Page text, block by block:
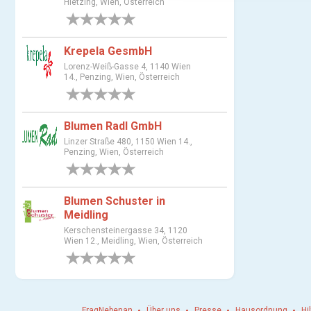
a
a
Hietzing, Wien, Österreich
Krepela GesmbH
Lorenz-Weiß-Gasse 4, 1140 Wien
14., Penzing, Wien, Österreich
Blumen Radl GmbH
Linzer Straße 480, 1150 Wien 14.,
Penzing, Wien, Österreich
Blumen Schuster in
Meidling
Kerschensteinergasse 34, 1120
Wien 12., Meidling, Wien, Österreich